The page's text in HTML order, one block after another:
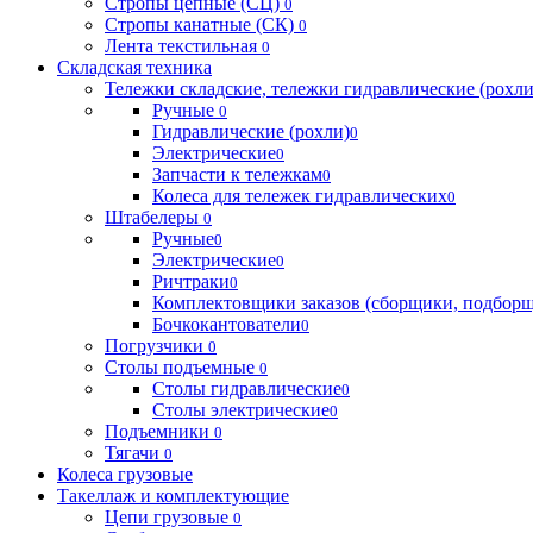
0
Стропы канатные (СК) 0
Лента текстильная 0
Складская техника
Тележки складские, тележки гидравлические (рохли
Ручные 0
Гидравлические (рохли)0
Электрические0
Запчасти к тележкам0
Колеса для тележек гидравлических0
Штабелеры 0
Ручные0
Электрические0
Ричтраки0
Комплектовщики заказов (сборщики,
Бочкокантователи0
Погрузчики 0
Столы подъемные 0
Столы гидравлические0
Столы электрические0
Подъемники 0
Тягачи 0
Колеса грузовые
Такеллаж и комплектующие
Цепи грузовые 0